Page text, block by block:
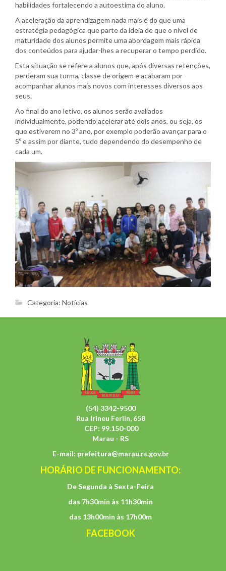
habilidades fortalecendo a autoestima do aluno.
A aceleração da aprendizagem nada mais é do que uma
estratégia pedagógica que parte da ideia de que o nível de
maturidade dos alunos permite uma abordagem mais rápida
dos conteúdos para ajudar-lhes a recuperar o tempo perdido.
Esta situação se refere a alunos que, após diversas retenções,
perderam sua turma, classe de origem e acabaram por
acompanhar alunos mais novos com interesses diversos aos
seus.
Ao final do ano letivo, os alunos serão avaliados
individualmente, podendo acelerar até dois anos, ou seja, os
que estiverem no 3º ano, por exemplo poderão avançar para o
5º e assim por diante, tudo dependendo do desempenho de
cada um.
Categoria: Notícias
(54) 3342-9500
Rua Irineu Ferlin, 658
CEP: 99.150-000
Marau - RS
E-mail: prefeitura@marau.rs.gov.br
HORÁRIO DE FUNCIONAMENTO:
De Segunda à Sexta-Feira
das 7h30min às 11h30min
das 13h00min às 17h00m
FACEBOOK